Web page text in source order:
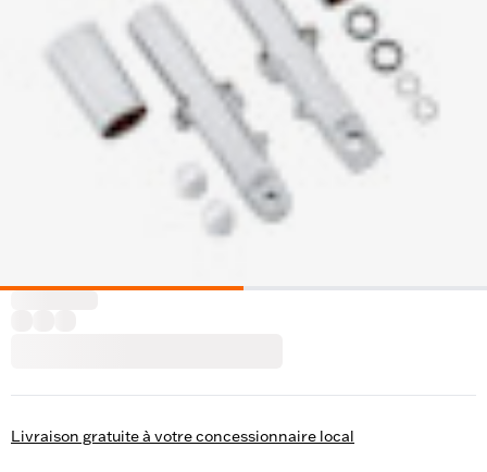
Livraison gratuite à votre concessionnaire local